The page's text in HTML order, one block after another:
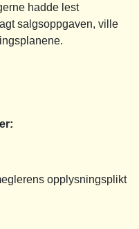
hadde lest
salgsoppgaven, ville
opplysningsplikt